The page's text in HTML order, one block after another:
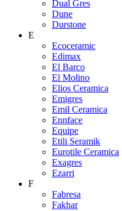
Dual Gres
Dune
Durstone
E
Ecoceramic
Edimax
El Barco
El Molino
Elios Ceramica
Emigres
Emil Ceramica
Ennface
Equipe
Etili Seramik
Eurotile Ceramica
Exagres
Ezarri
F
Fabresa
Fakhar